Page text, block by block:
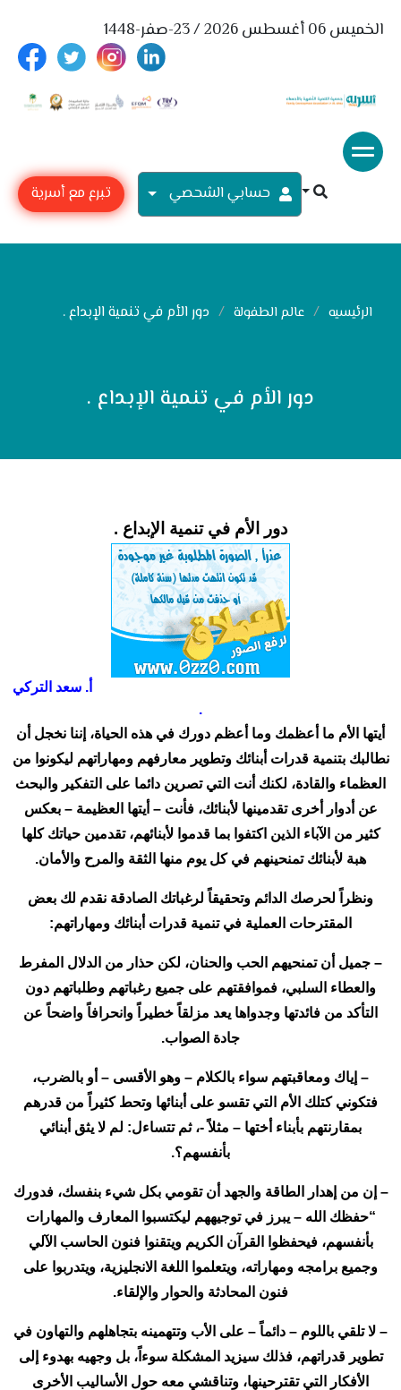
الخميس 06 أغسطس 2026 / 23-صفر-1448
حسابي الشحصي تبرع مع أسرية
الرئيسيه عالم الطفولة دور الأم في تنمية الإبداع .
دور الأم في تنمية الإبداع .
دور الأم في تنمية الإبداع .
أ‌. سعد التركي
.
أيتها الأم ما أعظمك وما أعظم دورك في هذه الحياة، إننا نخجل أن
نطالبك بتنمية قدرات أبنائك وتطوير معارفهم ومهاراتهم ليكونوا من
العظماء والقادة، لكنك أنت التي تصرين دائما على التفكير والبحث
عن أدوار أخرى تقدمينها لأبنائك، فأنت – أيتها العظيمة – بعكس
كثير من الآباء الذين اكتفوا بما قدموا لأبنائهم، تقدمين حياتك كلها
هبة لأبنائك تمنحينهم في كل يوم منها الثقة والمرح والأمان.
ونظراً لحرصك الدائم وتحقيقاً لرغباتك الصادقة نقدم لك بعض
المقترحات العملية في تنمية قدرات أبنائك ومهاراتهم:
– جميل أن تمنحيهم الحب والحنان، لكن حذار من الدلال المفرط
والعطاء السلبي، فموافقتهم على جميع رغباتهم وطلباتهم دون
التأكد من فائدتها وجدواها يعد مزلقاً خطيراً وانحرافاً واضحاً عن
جادة الصواب.
– إياك ومعاقبتهم سواء بالكلام – وهو الأقسى – أو بالضرب،
فتكوني كتلك الأم التي تقسو على أبنائها وتحط كثيراً من قدرهم
بمقارنتهم بأبناء أختها – مثلاً -، ثم تتساءل: لم لا يثق أبنائي
بأنفسهم؟.
– إن من إهدار الطاقة والجهد أن تقومي بكل شيء بنفسك، فدورك
“حفظك الله – يبرز في توجيههم ليكتسبوا المعارف والمهارات
بأنفسهم، فيحفظوا القرآن الكريم ويتقنوا فنون الحاسب الآلي
وجميع برامجه ومهاراته، ويتعلموا اللغة الانجليزية، ويتدربوا على
فنون المحادثة والحوار والإلقاء.
– لا تلقي باللوم – دائماً – على الأب وتتهمينه بتجاهلهم والتهاون في
تطوير قدراتهم، فذلك سيزيد المشكلة سوءاً، بل وجهيه بهدوء إلى
الأفكار التي تقترحينها، وتناقشي معه حول الأساليب الأخرى